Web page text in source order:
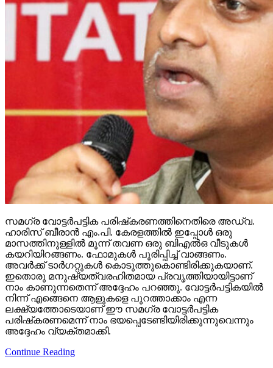
സമഗ്ര വോട്ടര്‍പട്ടിക പരിഷ്‌കരണത്തിനെതിരെ അഡ്വ.
ഹാരിസ് ബീരാന്‍ എം.പി. കേരളത്തില്‍ ഇപ്പോള്‍ ഒരു
മാസത്തിനുള്ളില്‍ മൂന്ന് തവണ ഒരു ബിഎല്‍ഒ വീടുകള്‍
കയറിയിറങ്ങണം. ഫോമുകള്‍ പൂരിപ്പിച്ച് വാങ്ങണം.
അവര്‍ക്ക് ടാര്‍ഗറ്റുകള്‍ കൊടുത്തുകൊണ്ടിരിക്കുകയാണ്.
ഇതൊരു മനുഷ്യത്വരഹിതമായ പ്രവൃത്തിയായിട്ടാണ്
നാം കാണുന്നതെന്ന് അദ്ദേഹം പറഞ്ഞു. വോട്ടര്‍പട്ടികയില്‍
നിന്ന് എങ്ങെനെ ആളുകളെ പുറത്താക്കാം എന്ന
ലക്ഷ്യത്തോടെയാണ് ഈ സമഗ്ര വോട്ടര്‍പട്ടിക
പരിഷ്‌കരണമെന്ന് നാം ഭയപ്പെടേണ്ടിയിരിക്കുന്നുവെന്നും
അദ്ദേഹം വ്യക്തമാക്കി.
Continue Reading